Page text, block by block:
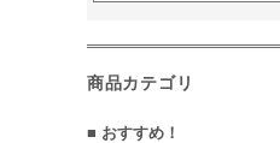
商品カテゴリ
■ おすすめ！